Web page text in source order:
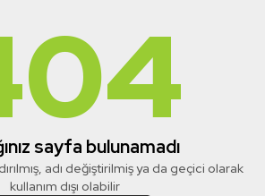
sayfa bulunamadı
adı değiştirilmiş ya da geçici olarak
kullanım dışı olabilir